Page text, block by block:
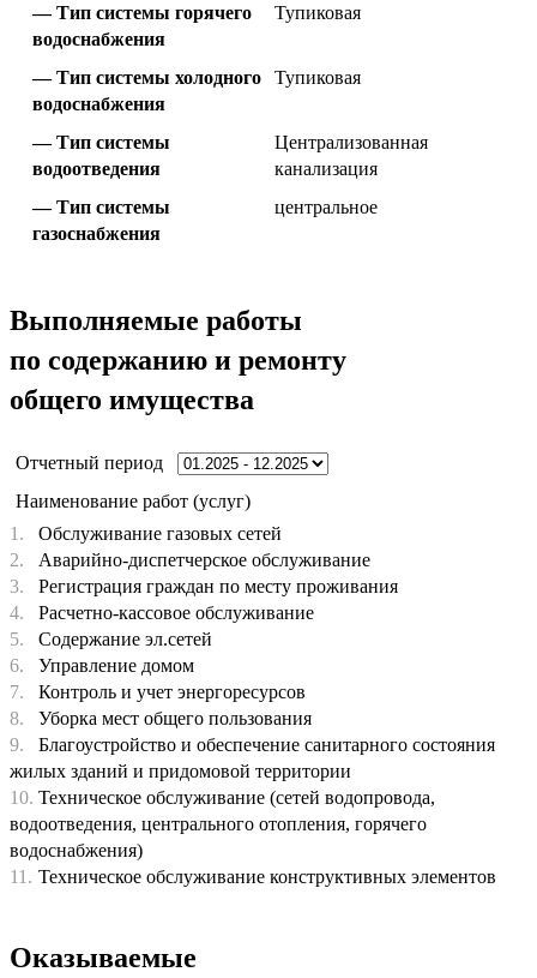
Тип системы горячего
водоснабжения
Тупиковая
Тип системы холодного
водоснабжения
Тупиковая
Тип системы
водоотведения
Централизованная
канализация
Тип системы
газоснабжения
центральное
Выполняемые работы
по содержанию и ремонту
общего имущества
Отчетный период
Наименование работ (услуг)
1.
Обслуживание газовых сетей
2.
Аварийно-диспетчерское обслуживание
3.
Регистрация граждан по месту проживания
4.
Расчетно-кассовое обслуживание
5.
Содержание эл.сетей
6.
Управление домом
7.
Контроль и учет энергоресурсов
8.
Уборка мест общего пользования
9.
Благоустройство и обеспечение санитарного состояния
жилых зданий и придомовой территории
10. Техническое обслуживание (сетей водопровода,
водоотведения, центрального отопления, горячего
водоснабжения)
11. Техническое обслуживание конструктивных элементов
Оказываемые